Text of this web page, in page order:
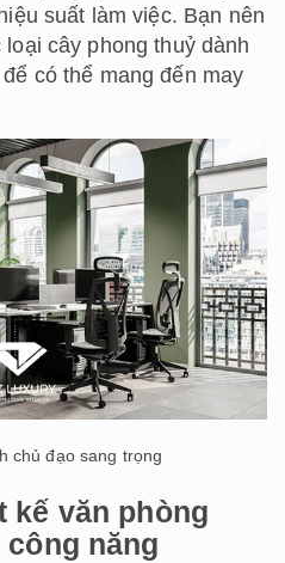
suất làm việc. Bạn nên
cây phong thuỷ dành
có thể mang đến may
chủ đạo sang trọng
kế văn phòng
năng